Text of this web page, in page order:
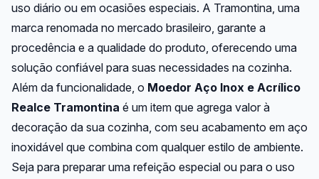
uso diário ou em ocasiões especiais. A Tramontina, uma
marca renomada no mercado brasileiro, garante a
procedência e a qualidade do produto, oferecendo uma
solução confiável para suas necessidades na cozinha.
Além da funcionalidade, o Moedor Aço Inox e Acrílico
Realce Tramontina é um item que agrega valor à
decoração da sua cozinha, com seu acabamento em aço
inoxidável que combina com qualquer estilo de ambiente.
Seja para preparar uma refeição especial ou para o uso